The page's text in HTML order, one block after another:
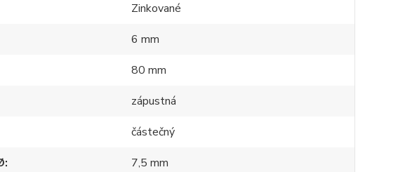
Zinkované
6 mm
80 mm
zápustná
částečný
7,5 mm